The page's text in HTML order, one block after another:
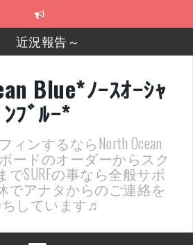
近況報告～
年もあざ～した！
近況報告ww
ッターーーー！！！
と支部予選・検定開催決定！
Blue*ﾉｰｽｵｰｼｬ
ﾝﾌﾞﾙｰ*
ィンするならNorth Ocean
ードのオーダーからスク
でSURFの事なら全般サポ
アナタからのご連絡を
しています♬